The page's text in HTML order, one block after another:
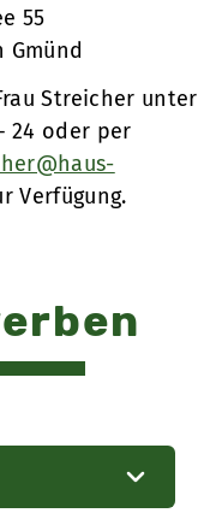
55
Gmünd
Streicher unter
24 oder per
Verfügung.